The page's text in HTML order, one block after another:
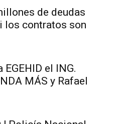
de deudas
los contratos son
EGEHID el ING.
MÁS y Rafael